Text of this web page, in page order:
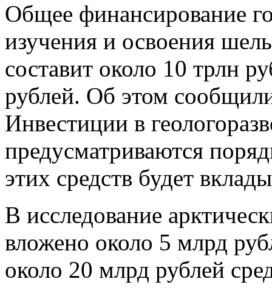
Общее финансирование
изучения и освоения
составит около 10 трлн
рублей. Об этом
Инвестиции в
предусматриваются
этих средств будет
В исследование
вложено около 5 млрд
около 20 млрд рублей